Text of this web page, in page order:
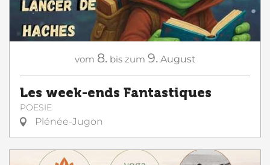
vom 8. bis zum 9. August
Les week-ends Fantastiques
POESIE
Plénée-Jugon